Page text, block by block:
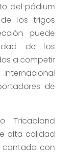
del pódium
los trigos
puede
de los
a competir
de
Tricabland
alta calidad
contado con